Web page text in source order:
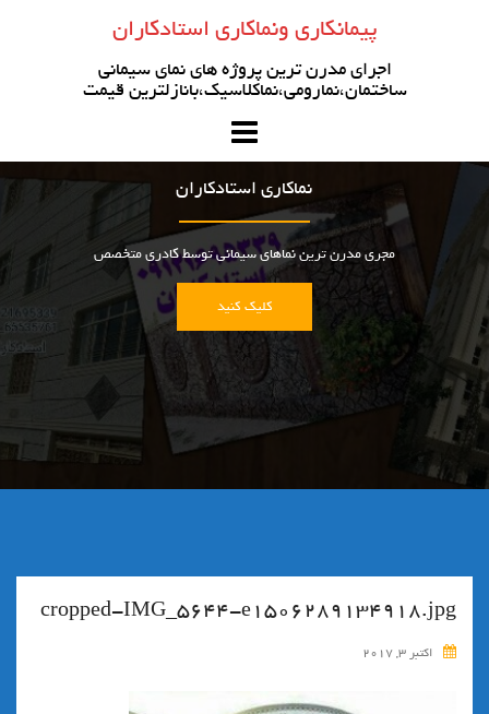
پیمانکاری ونماکاری استادکاران
اجرای مدرن ترین پروژه های نمای سیمانی
ساختمان،نمارومی،نماکلاسیک،بانازلترین قیمت
نماکاری استادکاران
مجری مدرن ترین نماهای سیمانی توسط کادری متخصص
کلیک کنید
cropped-IMG_5644-e1506289134918.jpg
اکتبر 3, 2017